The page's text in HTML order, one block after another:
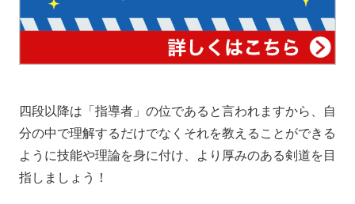
四段以降は「指導者」の位であると言われますから、自
分の中で理解するだけでなくそれを教えることができる
ように技能や理論を身に付け、より厚みのある剣道を目
指しましょう！